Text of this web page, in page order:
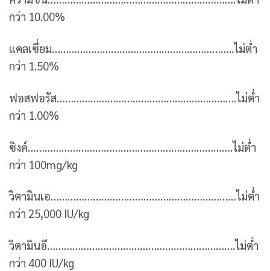
กว่า 10.00%
แคลเซี่ยม………………………………………………………..ไม่ต่ำ
กว่า 1.50%
ฟอสฟอรัส……………………………………………………….ไม่ต่ำ
กว่า 1.00%
ซิงค์……………………………………………………………….ไม่ต่ำ
กว่า 100mg/kg
วิตามินเอ…………………………………………………………ไม่ต่ำ
กว่า 25,000 IU/kg
วิตามินอี………………………………………………………….ไม่ต่ำ
กว่า 400 IU/kg